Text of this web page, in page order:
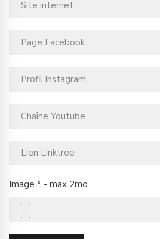
Image * - max 2mo